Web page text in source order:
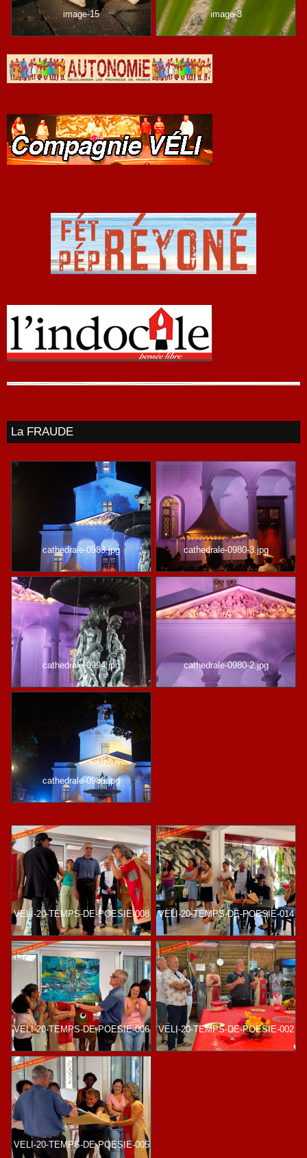
image-15 image-3
La FRAUDE
cathedrale-0983.jpg cathedrale-0980-3.jpg
cathedrale-0994.jpg cathedrale-0980-2.jpg
cathedrale-0986.jpg
VELI-20-TEMPS-DE-POESIE-008 VELI-20-TEMPS-DE-POESIE-014
VELI-20-TEMPS-DE-POESIE-006 VELI-20-TEMPS-DE-POESIE-002
VELI-20-TEMPS-DE-POESIE-005